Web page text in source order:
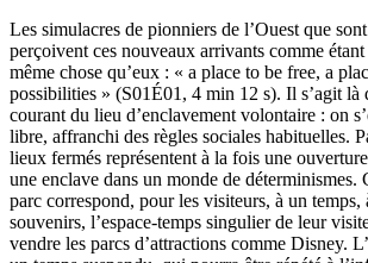
Les simulacres de pionniers de l’Ouest que
perçoivent ces nouveaux arrivants comme
même chose qu’eux : « a place to be free, a
possibilities » (S01É01, 4 min 12 s). Il s’agit là
courant du lieu d’enclavement volontaire : on
libre, affranchi des règles sociales habituelles.
lieux fermés représentent à la fois une
une enclave dans un monde de déterminismes.
parc correspond, pour les visiteurs, à un temps,
souvenirs, l’espace-temps singulier de leur
vendre les parcs d’attractions comme Disney.